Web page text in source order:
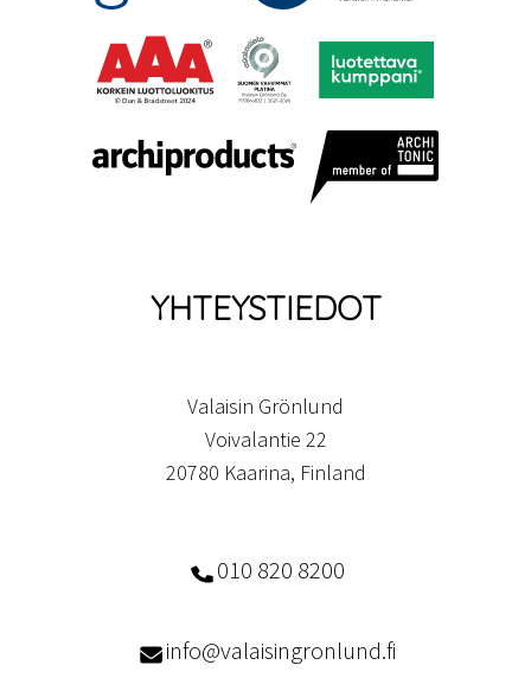
YHTEYSTIEDOT
Valaisin Grönlund
Voivalantie 22
20780 Kaarina, Finland
010 820 8200
info@valaisingronlund.fi